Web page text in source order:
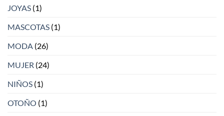
JOYAS (1)
MASCOTAS (1)
MODA (26)
MUJER (24)
NIÑOS (1)
OTOÑO (1)